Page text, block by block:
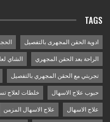
TAGS
ادوية الحقن المجهرى بالتفصيل
الراحة بعد الحقن المجهري الشاي
تجربتي مع الحقن المجهري بالتفصيل
حبوب علاج الاسهال خلطات لعلاج
علاج الاسهال علاج الاسهال المزمن